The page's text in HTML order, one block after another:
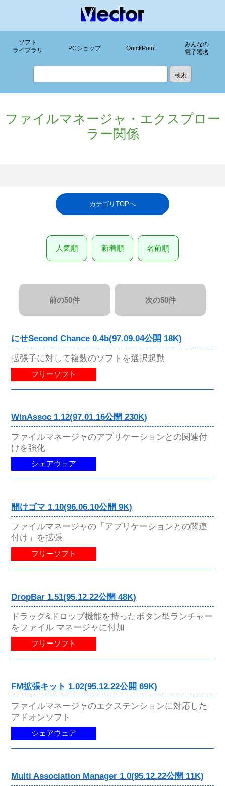
ソフト
ライブラリ
PCショップ QuickPoint
みんなの
電子署名
ファイルマネージャ・エクスプロー
ラー関係
カテゴリTOPへ
人気順 新着順 名前順
前の50件 次の50件
にせSecond Chance 0.4b(97.09.04公開 18K)
拡張子に対して複数のソフトを選択起動
フリーソフト
WinAssoc 1.12(97.01.16公開 230K)
ファイルマネージャのアプリケーションとの関連付
けを強化
シェアウェア
開けゴマ 1.10(96.06.10公開 9K)
ファイルマネージャの「アプリケーションとの関連
付け」を拡張
フリーソフト
DropBar 1.51(95.12.22公開 48K)
ドラッグ&ドロップ機能を持ったボタン型ランチャー
をファイル マネージャに付加
フリーソフト
FM拡張キット 1.02(95.12.22公開 69K)
ファイルマネージャのエクステンションに対応した
アドオンソフト
シェアウェア
Multi Association Manager 1.0(95.12.22公開 11K)